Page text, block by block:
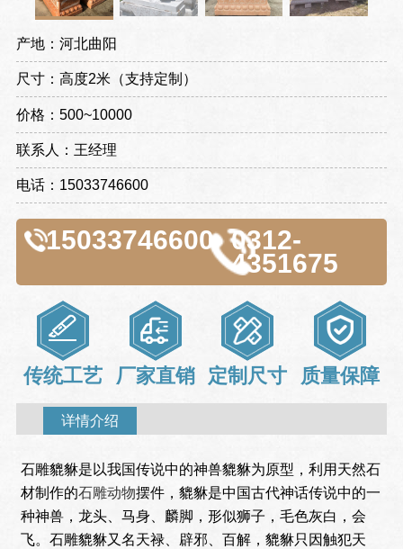
产地：河北曲阳
尺寸：高度2米（支持定制）
价格：500~10000
联系人：王经理
电话：15033746600
15033746600 0312-
4351675
传统工艺 厂家直销 定制尺寸 质量保障
详情介绍
石雕貔貅是以我国传说中的神兽貔貅为原型，利用天然石
材制作的石雕动物摆件，貔貅是中国古代神话传说中的一
种神兽，龙头、马身、麟脚，形似狮子，毛色灰白，会
飞。石雕貔貅又名天禄、辟邪、百解，貔貅只因触犯天